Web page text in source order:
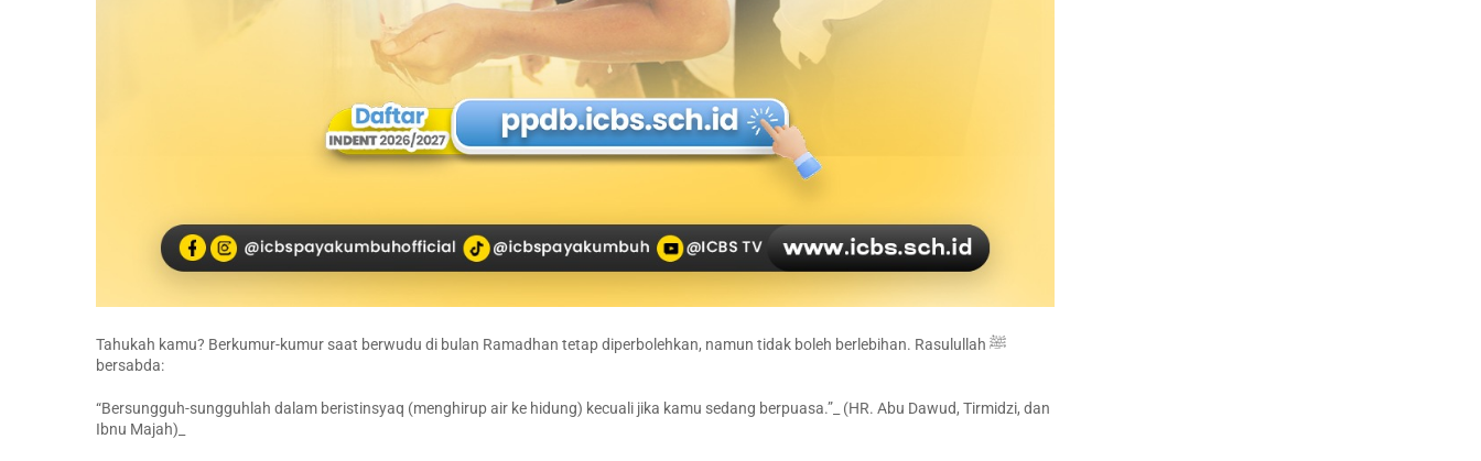
Tahukah kamu? Berkumur-kumur saat berwudu di bulan Ramadhan tetap diperbolehkan, namun tidak boleh berlebihan. Rasulullah ﷺ
bersabda:
“Bersungguh-sungguhlah dalam beristinsyaq (menghirup air ke hidung) kecuali jika kamu sedang berpuasa.”_ (HR. Abu Dawud, Tirmidzi, dan
Ibnu Majah)_